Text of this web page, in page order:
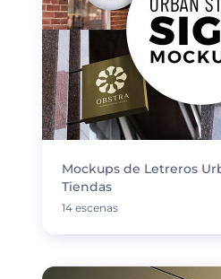
Mockups de Letreros
Tiendas
14 escenas